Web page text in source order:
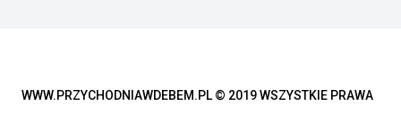
WWW.PRZYCHODNIAWDEBEM.PL © 2019 WSZYSTKIE PRAWA